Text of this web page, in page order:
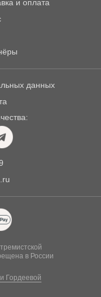
и оплата
данных
в России
Гордеевой